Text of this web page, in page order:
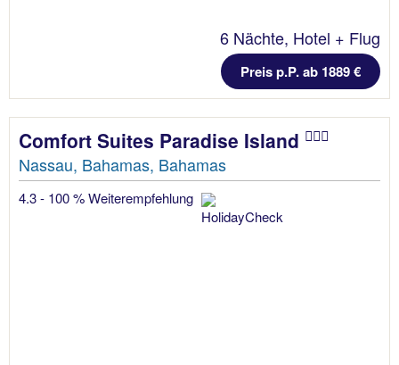
6 Nächte, Hotel + Flug
Preis p.P. ab 1889 €
Comfort Suites Paradise Island
Nassau, Bahamas, Bahamas
4.3 - 100 % Weiterempfehlung